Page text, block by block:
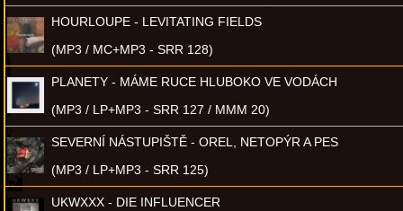
HOURLOUPE - LEVITATING FIELDS
(MP3 / MC+MP3 - SRR 128)
PLANETY - MÁME RUCE HLUBOKO VE VODÁCH
(MP3 / LP+MP3 - SRR 127 / MMM 20)
SEVERNÍ NÁSTUPIŠTĚ - OREL, NETOPÝR A PES
(MP3 / LP+MP3 - SRR 125)
UKWXXX - DIE INFLUENCER